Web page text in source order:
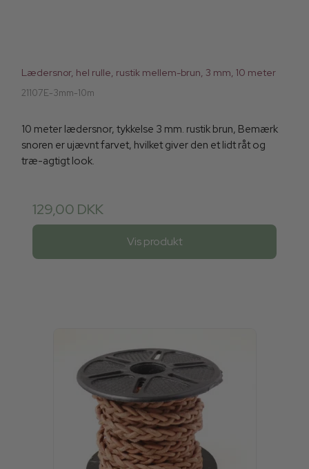
Lædersnor, hel rulle, rustik mellem-brun, 3 mm, 10 meter
21107E-3mm-10m
10 meter lædersnor, tykkelse 3 mm. rustik brun, Bemærk
snoren er ujævnt farvet, hvilket giver den et lidt råt og
træ-agtigt look.
129,00 DKK
Vis produkt